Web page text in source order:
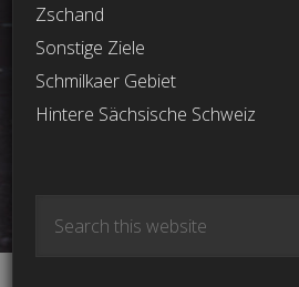
Zschand
Sonstige Ziele
Schmilkaer Gebiet
Hintere Sächsische Schweiz